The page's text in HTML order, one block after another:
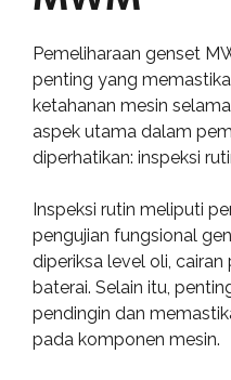
Pemeliharaan genset
penting yang
ketahanan mesin
aspek utama dalam
diperhatikan: inspeksi
Inspeksi rutin meliputi
pengujian fungsional
diperiksa level oli, cairan
baterai. Selain itu,
pendingin dan
pada komponen mesin.